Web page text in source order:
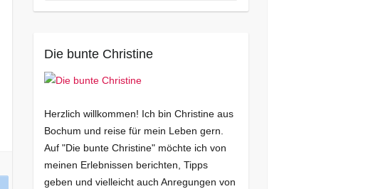
Die bunte Christine
Herzlich willkommen! Ich bin Christine aus
Bochum und reise für mein Leben gern.
Auf "Die bunte Christine" möchte ich von
meinen Erlebnissen berichten, Tipps
geben und vielleicht auch Anregungen von